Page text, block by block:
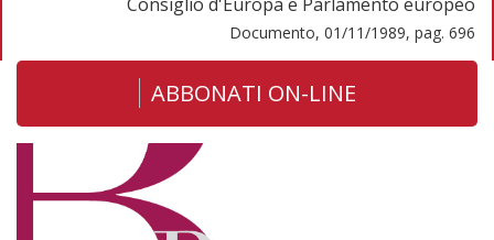
Documento, 01/11/1989, pag. 696
ABBONATI ON-LINE